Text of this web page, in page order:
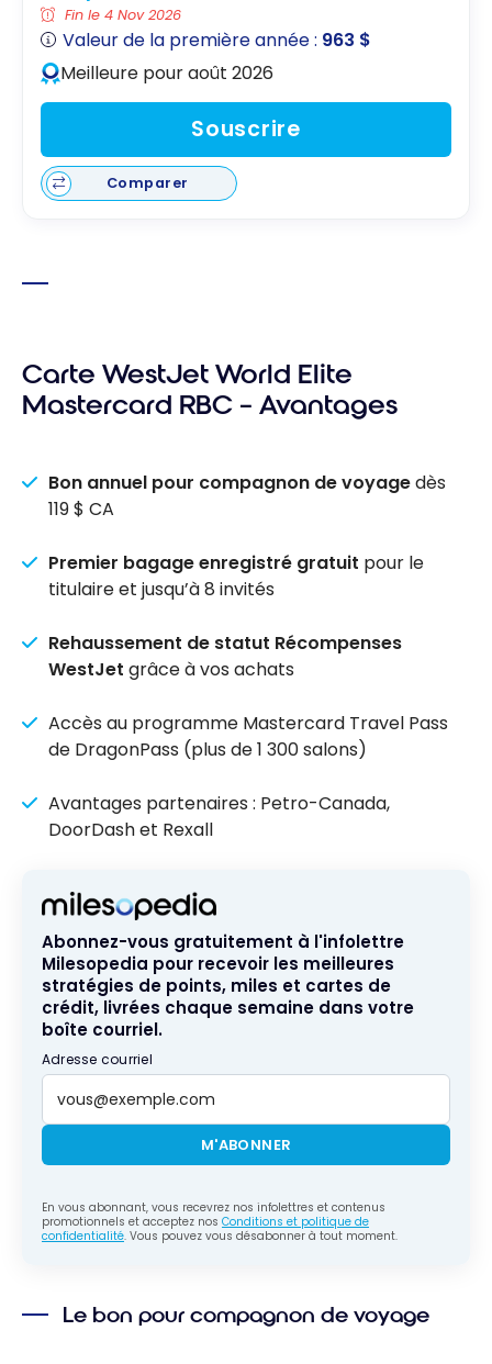
Fin le 4 Nov 2026
Valeur de la première année : 963 $
Meilleure pour août 2026
Souscrire
Comparer
Carte WestJet World Elite
Mastercard RBC – Avantages
Bon annuel pour compagnon de voyagedès
119 $ CA
Premier bagage enregistré gratuit pour le
titulaire et jusqu’à 8 invités
Rehaussement de statut Récompenses
WestJet grâce à vos achats
Accès au programme Mastercard Travel Pass
de DragonPass (plus de 1 300 salons)
Avantages partenaires : Petro-Canada,
DoorDash et Rexall
Abonnez-vous gratuitement à l'infolettre
Milesopedia pour recevoir les meilleures
stratégies de points, miles et cartes de
crédit, livrées chaque semaine dans votre
boîte courriel.
Adresse courriel
M'ABONNER
En vous abonnant, vous recevrez nos infolettres et contenus
promotionnels et acceptez nos Conditions et politique de
confidentialité. Vous pouvez vous désabonner à tout moment.
Le bon pour compagnon de voyage